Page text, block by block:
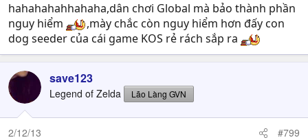
hahahahahhahaha,dân chơi Global mà bảo thành phần
nguy hiểm
,mày chắc còn nguy hiểm hơn đấy con
dog seeder của cái game KOS rẻ rách sắp ra
save123
Legend of Zelda Lão Làng GVN
2/12/13 #799